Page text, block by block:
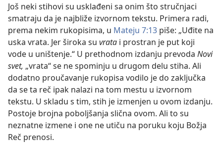
Još neki stihovi su usklađeni sa onim što stručnjaci
smatraju da je najbliže izvornom tekstu. Primera radi,
prema nekim rukopisima, u Mateju 7:13 piše: „Uđite na
uska vrata. Jer široka su vrata i prostran je put koji
vode u uništenje.“ U prethodnom izdanju prevoda Novi
svet, „vrata“ se ne spominju u drugom delu stiha. Ali
dodatno proučavanje rukopisa vodilo je do zaključka
da se ta reč ipak nalazi na tom mestu u izvornom
tekstu. U skladu s tim, stih je izmenjen u ovom izdanju.
Postoje brojna poboljšanja slična ovom. Ali to su
neznatne izmene i one ne utiču na poruku koju Božja
Reč prenosi.